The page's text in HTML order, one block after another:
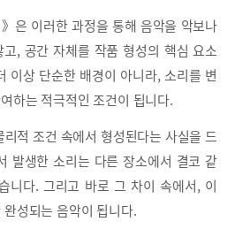
은 이러한 과정을 통해 음악을 악보나
, 공간 자체를 작품 형성의 핵심 요소
이상 단순한 배경이 아니라, 소리를 변
하는 적극적인 조건이 됩니다.
적 조건 속에서 형성된다는 사실을 드
발생한 소리는 다른 장소에서 결코 같
니다. 그리고 바로 그 차이 속에서, 이
성되는 음악이 됩니다.